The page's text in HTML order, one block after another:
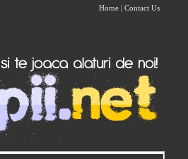
Home | Contact Us